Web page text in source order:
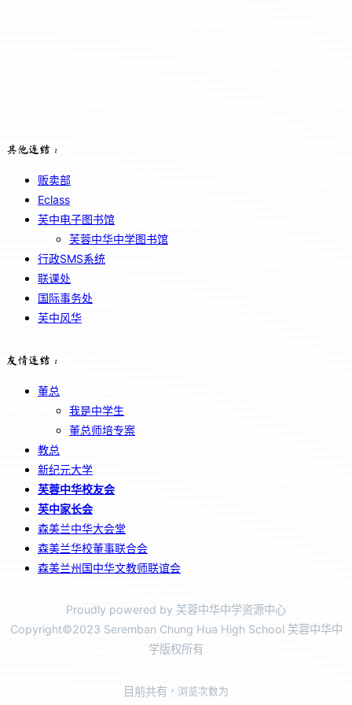
其他连结：
贩卖部
Eclass
芙中电子图书馆
芙蓉中华中学图书馆
行政SMS系统
联课处
国际事务处
芙中风华
友情连结：
董总
我是中学生
董总师培专案
教总
新纪元大学
芙蓉中华校友会
芙中家长会
森美兰中华大会堂
森美兰华校董事联合会
森美兰州国中华文教师联谊会
Proudly powered by 芙蓉中华中学资源中心
Copyright©2023 Seremban Chung Hua High School 芙蓉中华中
学版权所有
目前共有 ，浏览次数为